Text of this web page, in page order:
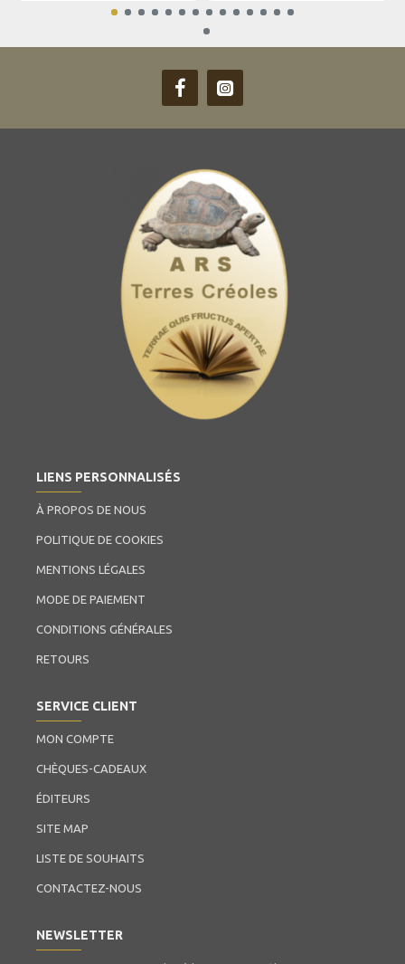
LIENS PERSONNALISÉS
À PROPOS DE NOUS
POLITIQUE DE COOKIES
MENTIONS LÉGALES
MODE DE PAIEMENT
CONDITIONS GÉNÉRALES
RETOURS
SERVICE CLIENT
MON COMPTE
CHÈQUES-CADEAUX
ÉDITEURS
SITE MAP
LISTE DE SOUHAITS
CONTACTEZ-NOUS
NEWSLETTER